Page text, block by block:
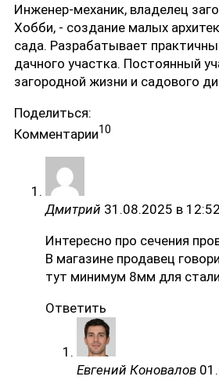
Инженер-механик, владелец
Хобби, - создание малых
сада. Разрабатывает
дачного участка. Постоянный
загородной жизни и садового
Поделиться:
Комментарии10
Дмитрий 31.08.2025 в 12:52
Интересно про сечения
В магазине продавец
тут минимум 8мм для
Ответить
Евгений Коновалов